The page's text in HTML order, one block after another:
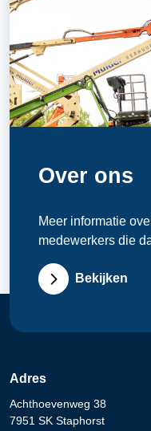
Over ons
Meer informatie
medewerkers die
Bekijken
Adres
Achthoevenweg 38
7951 SK Staphorst